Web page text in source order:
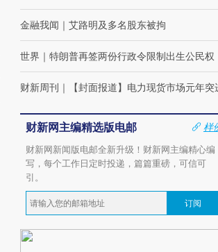
金融我闻 ｜ 艾路明及多名股东被拘
世界 ｜ 特朗普再签两份行政令限制出生公民权
财新周刊 ｜ 【封面报道】电力现货市场元年突
财新网主编精选版电邮
样
财新网新闻版电邮全新升级！财新网主编精心编
写，每个工作日定时投递，篇篇重磅，可信可
引。
订阅